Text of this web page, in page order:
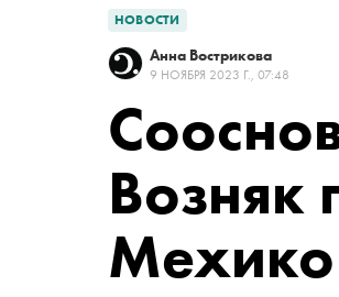
НОВОСТИ
Анна Вострикова
9 НОЯБРЯ 2023 Г., 07:48
Возняк
Мехико